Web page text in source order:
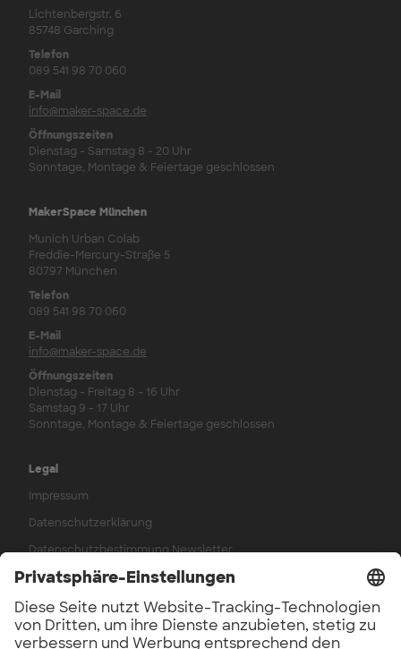
Lichtenbergstr. 6
85748 Garching
Telefon
089 541 98 70 060
E-Mail
info@maker-space.de
Öffnungszeiten
Dienstag - Samstag 8 - 20 Uhr
Sonntage, Montage & Feiertage geschlossen
MakerSpace München
Munich Urban Colab
Freddie-Mercury-Straße 5
80797 München
Telefon
089 541 98 70 060
E-Mail
info@maker-space.de
Öffnungszeiten
Dienstag - Freitag 8 - 16 Uhr
Samstag 9 - 17 Uhr
Sonntage, Montage & Feiertage geschlossen
Legal
Impressum
Datenschutzerklärung
Datenschutzbestimmung Newsletter
AGB
Widerrufsbelehrung
Werkstattordnung